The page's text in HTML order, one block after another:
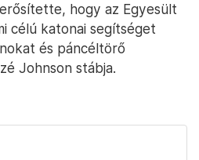
hogy az Egyesült
célú katonai segítséget
és páncéltörő
Johnson stábja.